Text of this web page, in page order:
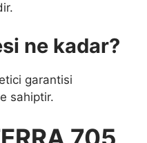
ne kadar?
garantisi
sahiptir.